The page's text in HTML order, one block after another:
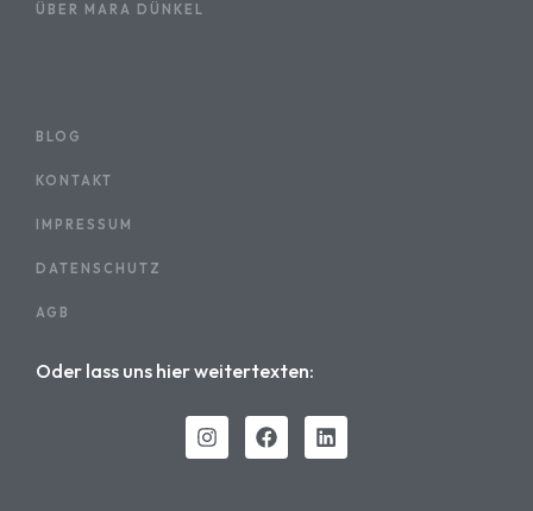
ÜBER MARA DÜNKEL
BLOG
KONTAKT
IMPRESSUM
DATENSCHUTZ
AGB
Oder lass uns hier weitertexten: